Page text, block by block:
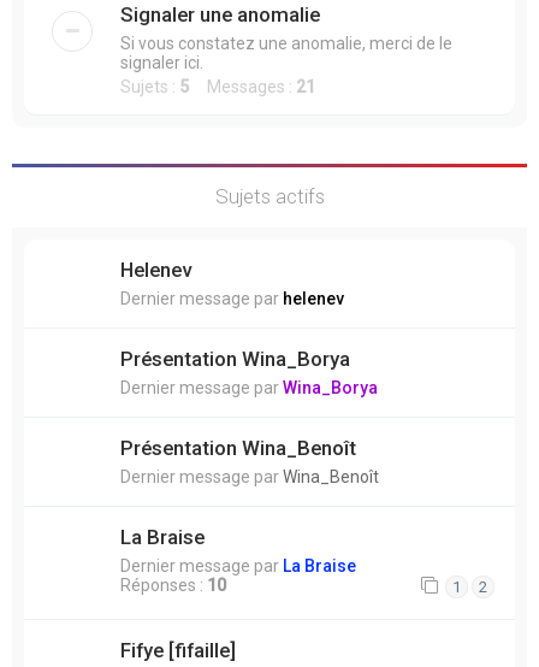
Signaler une anomalie
Si vous constatez une anomalie, merci de le
signaler ici.
Sujets : 5 Messages : 21
Sujets actifs
Helenev
Dernier message par helenev
Présentation Wina_Borya
Dernier message parWina_Borya
Présentation Wina_Benoît
Dernier message parWina_Benoît
La Braise
Dernier message par La Braise
Réponses : 10 1 2
Fifye [fifaille]